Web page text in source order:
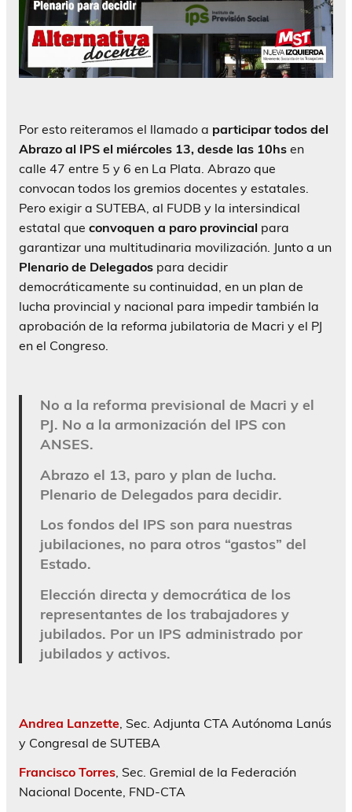
Por esto reiteramos el llamado a participar todos del
Abrazo al IPS el miércoles 13, desde las 10hs en
calle 47 entre 5 y 6 en La Plata. Abrazo que
convocan todos los gremios docentes y estatales.
Pero exigir a SUTEBA, al FUDB y la intersindical
estatal que convoquen a paro provincial para
garantizar una multitudinaria movilización. Junto a un
Plenario de Delegados para decidir
democráticamente su continuidad, en un plan de
lucha provincial y nacional para impedir también la
aprobación de la reforma jubilatoria de Macri y el PJ
en el Congreso.
No a la reforma previsional de Macri y el
PJ. No a la armonización del IPS con
ANSES.
Abrazo el 13, paro y plan de lucha.
Plenario de Delegados para decidir.
Los fondos del IPS son para nuestras
jubilaciones, no para otros “gastos” del
Estado.
Elección directa y democrática de los
representantes de los trabajadores y
jubilados. Por un IPS administrado por
jubilados y activos.
Andrea Lanzette , Sec. Adjunta CTA Autónoma Lanús
y Congresal de SUTEBA
Francisco Torres , Sec. Gremial de la Federación
Nacional Docente, FND-CTA